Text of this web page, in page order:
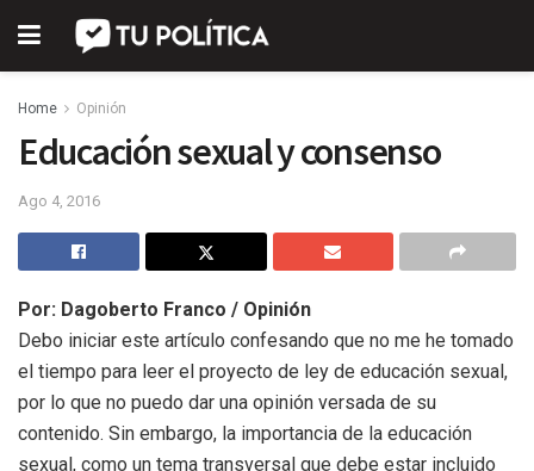
Home Opinión
Educación sexual y consenso
Ago 4, 2016
Por: Dagoberto Franco / Opinión
Debo iniciar este artículo confesando que no me he tomado
el tiempo para leer el proyecto de ley de educación sexual,
por lo que no puedo dar una opinión versada de su
contenido. Sin embargo, la importancia de la educación
sexual, como un tema transversal que debe estar incluido